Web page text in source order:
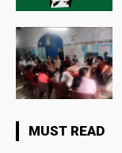
MUST READ